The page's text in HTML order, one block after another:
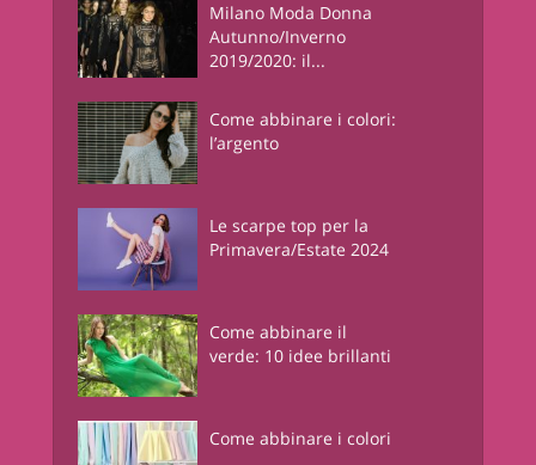
Milano Moda Donna
Autunno/Inverno
2019/2020: il...
Come abbinare i colori:
l’argento
Le scarpe top per la
Primavera/Estate 2024
Come abbinare il
verde: 10 idee brillanti
Come abbinare i colori